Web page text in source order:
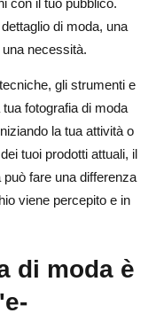
per la fotografia di
di moda?
con il tuo pubblico.
di moda, una
necessità.
gli strumenti e
fotografia di moda
la tua attività o
tuoi prodotti attuali, il
fare una differenza
viene percepito e in
di moda è